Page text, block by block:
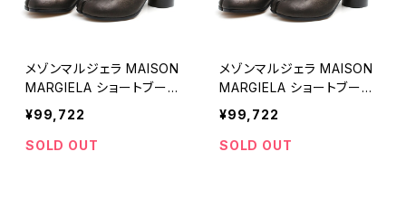
メゾンマルジェラ MAISON
MARGIELA ショートブーツ
S58WU0246PR058T801
3-365 レディース タビ Ta
bi ブラック
¥99,722
SOLD OUT
メゾンマルジェラ MAISON
MARGIELA ショートブーツ
S58WU0246PR058T801
3-370 レディース タビ Ta
bi ブラック
¥99,722
SOLD OUT